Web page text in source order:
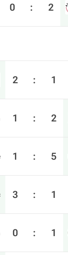
0 : 2
2 : 1
1 : 2
1 : 5
3 : 1
0 : 1